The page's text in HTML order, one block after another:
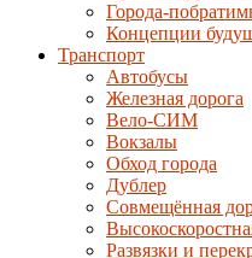
Города-
Концепции
Транспорт
Автобусы
Железная дорога
Вело-СИМ
Вокзалы
Обход города
Дублер
Совмещённая
Развязки и